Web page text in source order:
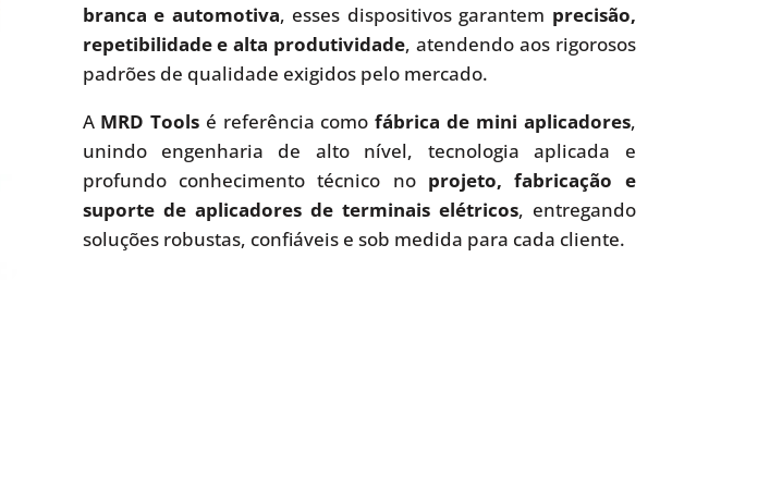
branca e automotiva, esses dispositivos garantem precisão,
repetibilidade e alta produtividade, atendendo aos rigorosos
padrões de qualidade exigidos pelo mercado.
A MRD Tools é referência comofábrica de mini aplicadores,
unindo engenharia de alto nível, tecnologia aplicada e
profundo conhecimento técnico no projeto, fabricação e
suporte de aplicadores de terminais elétricos, entregando
soluções robustas, confiáveis e sob medida para cada cliente.